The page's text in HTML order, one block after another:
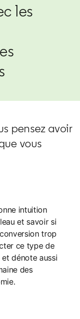
les
pensez avoir
vous
intuition
et savoir si
trop
ce type de
et dénote aussi
des